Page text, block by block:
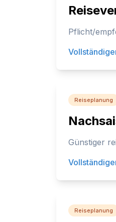
Pflicht/
Reiseplanung
Günstiger
Reiseplanung